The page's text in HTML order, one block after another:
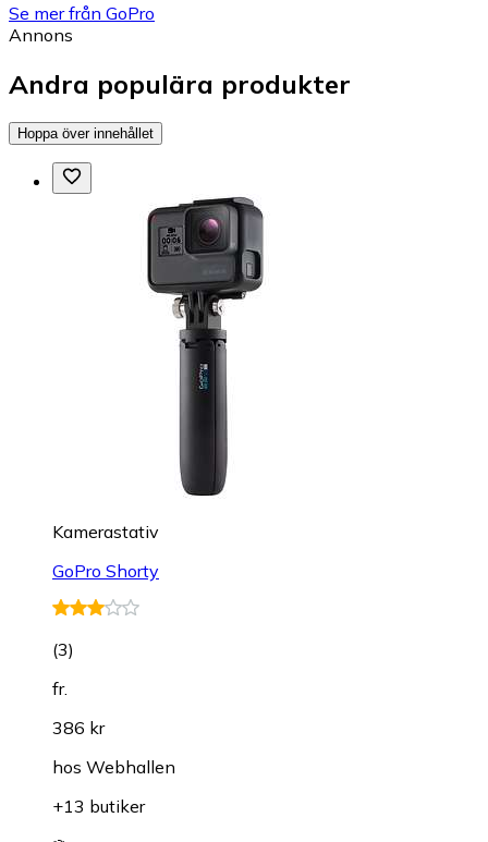
Se mer från GoPro
Annons
Andra populära produkter
Hoppa över innehållet
Kamerastativ
GoPro Shorty
(3)
fr.
386 kr
hos Webhallen
+13 butiker